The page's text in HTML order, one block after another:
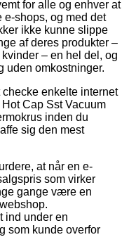
for alle og enhver at
shops, og med det
ikke kunne slippe
af deres produkter –
– en hel del, og
uden omkostninger.
enkelte internet
Cap Sst Vacuum
inden du
sig den mest
at når en e-
som virker
gange være en
ind under en
som kunde overfor